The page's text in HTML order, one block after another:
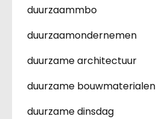
duurzaammbo
duurzaamondernemen
duurzame architectuur
duurzame bouwmaterialen
duurzame dinsdag